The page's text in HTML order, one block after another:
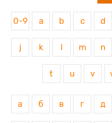
0-9 a b c d
j k m n
t u v
а б в г д